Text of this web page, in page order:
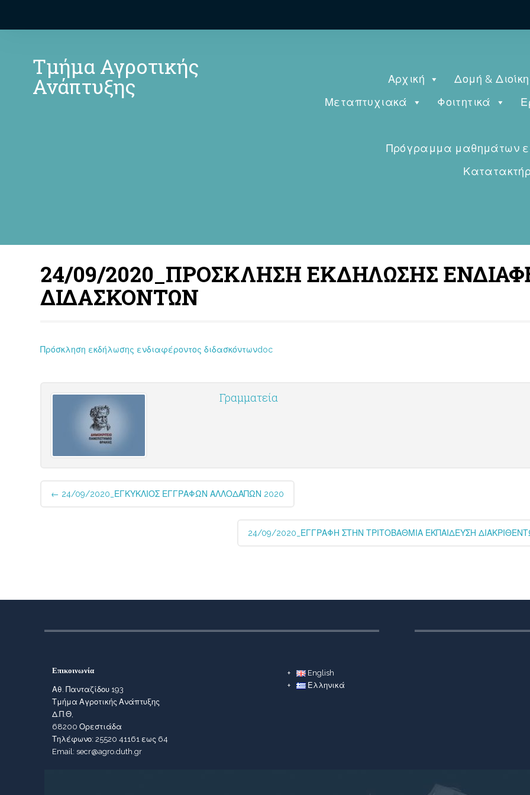
Τμήμα Αγροτικής
Ανάπτυξης Αρχική Δομή &
Μεταπτυχιακά
Φοιτητικά
Πρόγραμμα μαθημάτων
24/09/2020_ΠΡΟΣΚΛΗΣΗ ΕΚΔΗΛΩΣΗΣ
ΔΙΔΑΣΚΟΝΤΩΝ
Πρόσκληση εκδήλωσης ενδιαφέροντος διδασκόντωνdoc
Γραμματεία
Post
navigation
← 24/09/2020_ΕΓΚΥΚΛΙΟΣ ΕΓΓΡΑΦΩΝ ΑΛΛΟΔΑΠΩΝ 2020
24/09/2020_ΕΓΓΡΑΦΗ ΣΤΗΝ ΤΡΙΤΟΒΑΘΜΙΑ ΕΚΠΑΙΔΕΥΣΗ
Επικοινωνία
Αθ. Πανταζίδου 193
Τμήμα Αγροτικής Ανάπτυξης
Δ.Π.Θ,
68200 Ορεστιάδα
Τηλέφωνο: 25520 41161 εως 64
Email: secr@agro.duth.gr
English
Ελληνικά